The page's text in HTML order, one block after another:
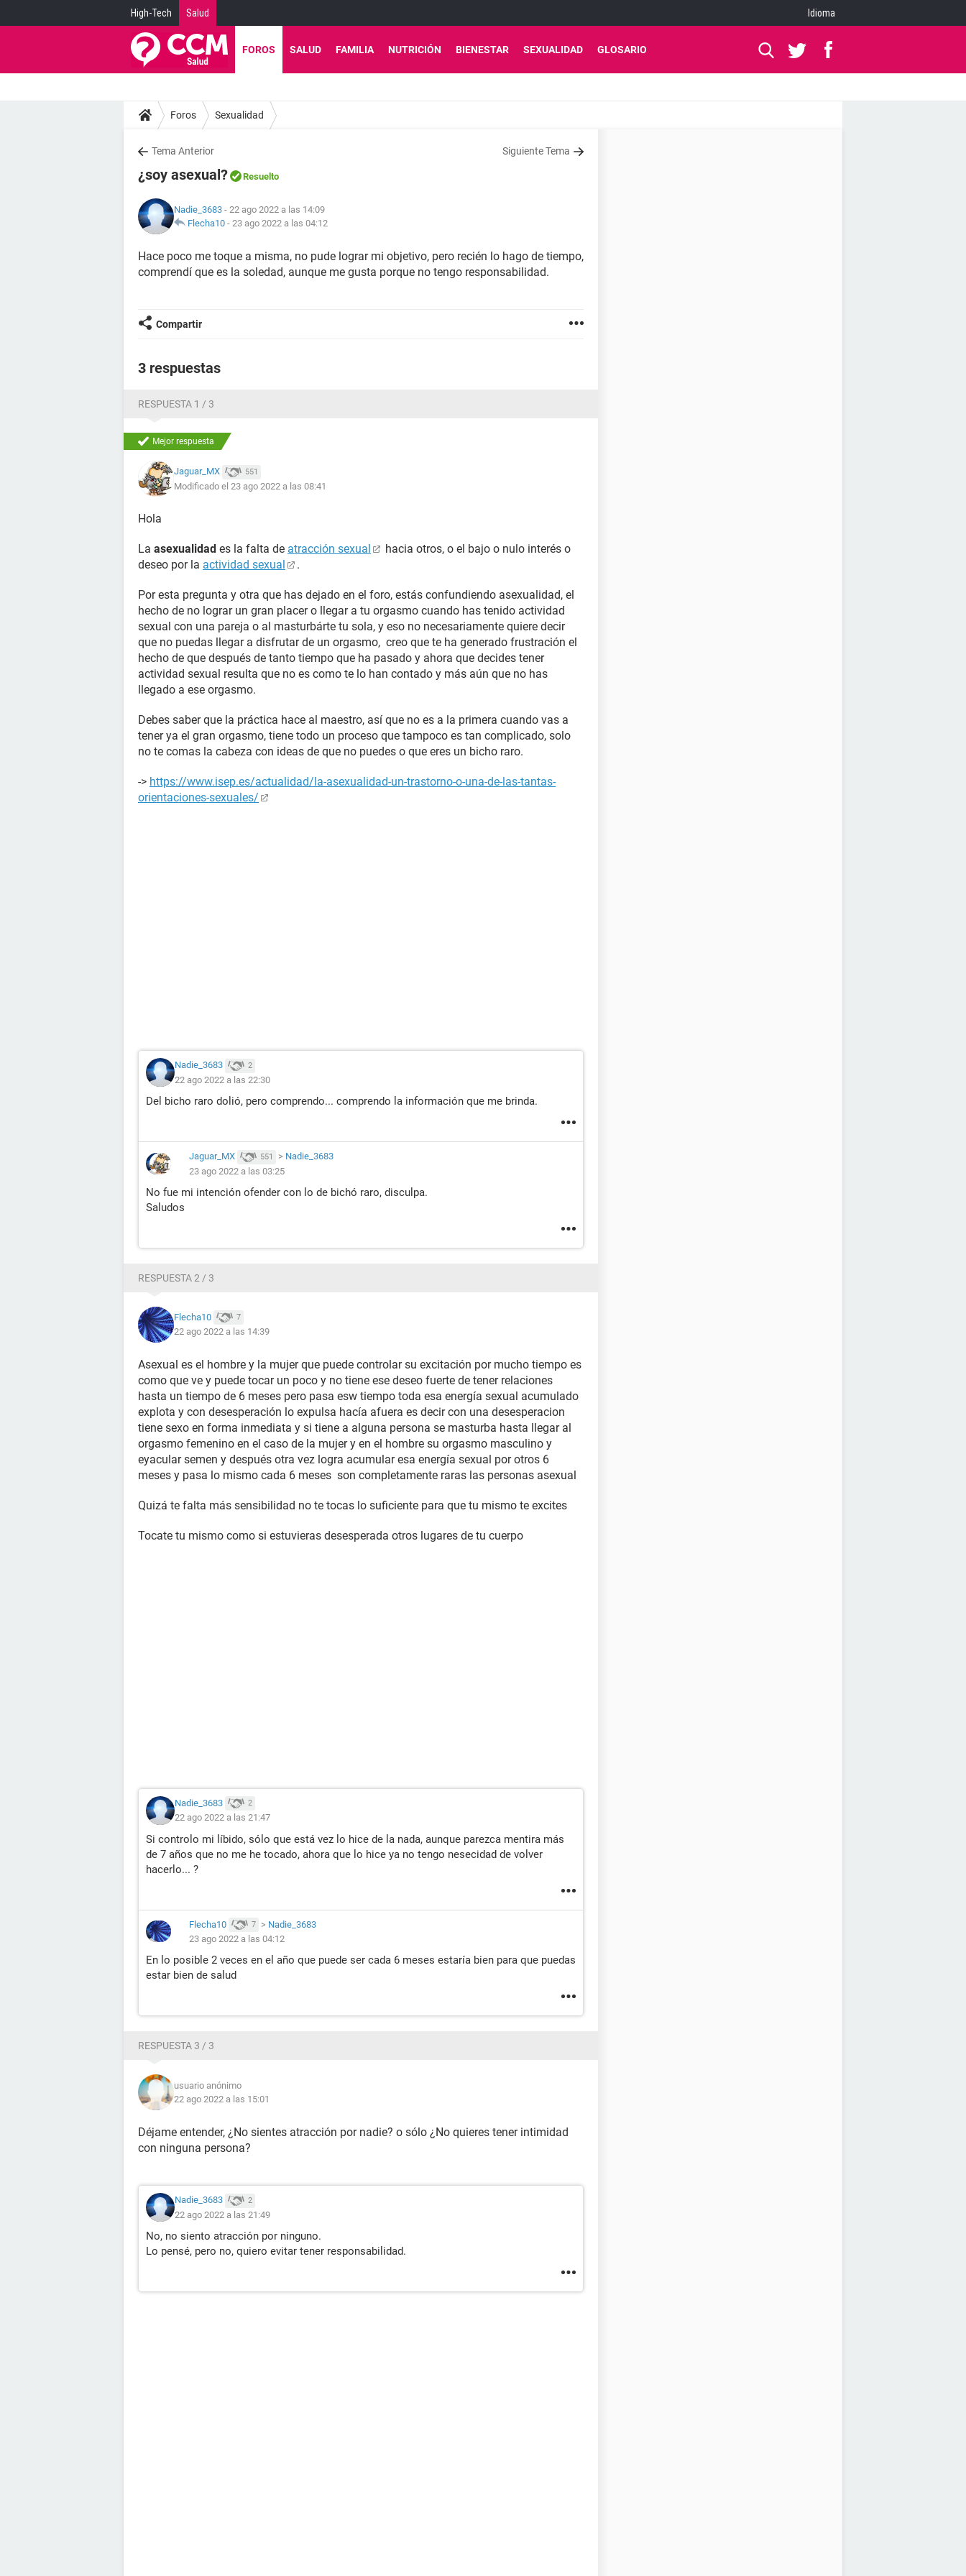
High-Tech Salud Idioma
FOROS SALUD FAMILIA NUTRICIÓN BIENESTAR SEXUALIDAD GLOSARIO
Foros Sexualidad
Tema Anterior Siguiente Tema
¿soy asexual? Resuelto
Nadie_3683 - 22 ago 2022 a las 14:09
Flecha10 - 23 ago 2022 a las 04:12
Hace poco me toque a misma, no pude lograr mi objetivo, pero recién lo hago de tiempo,
comprendí que es la soledad, aunque me gusta porque no tengo responsabilidad.
Compartir
3 respuestas
RESPUESTA 1 / 3
Mejor respuesta
Jaguar_MX 551
Modificado el 23 ago 2022 a las 08:41
Hola
La asexualidad es la falta de atracción sexual
hacia otros, o el bajo o nulo interés o
deseo por la actividad sexual .
Por esta pregunta y otra que has dejado en el foro, estás confundiendo asexualidad, el
hecho de no lograr un gran placer o llegar a tu orgasmo cuando has tenido actividad
sexual con una pareja o al masturbárte tu sola, y eso no necesariamente quiere decir
que no puedas llegar a disfrutar de un orgasmo, creo que te ha generado frustración el
hecho de que después de tanto tiempo que ha pasado y ahora que decides tener
actividad sexual resulta que no es como te lo han contado y más aún que no has
llegado a ese orgasmo.
Debes saber que la práctica hace al maestro, así que no es a la primera cuando vas a
tener ya el gran orgasmo, tiene todo un proceso que tampoco es tan complicado, solo
no te comas la cabeza con ideas de que no puedes o que eres un bicho raro.
-> https://www.isep.es/actualidad/la-asexualidad-un-trastorno-o-una-de-las-tantas-
orientaciones-sexuales/
Nadie_3683 2
22 ago 2022 a las 22:30
Del bicho raro dolió, pero comprendo... comprendo la información que me brinda.
Jaguar_MX 551 > Nadie_3683
23 ago 2022 a las 03:25
No fue mi intención ofender con lo de bichó raro, disculpa.
Saludos
RESPUESTA 2 / 3
Flecha10 7
22 ago 2022 a las 14:39
Asexual es el hombre y la mujer que puede controlar su excitación por mucho tiempo es
como que ve y puede tocar un poco y no tiene ese deseo fuerte de tener relaciones
hasta un tiempo de 6 meses pero pasa esw tiempo toda esa energía sexual acumulado
explota y con desesperación lo expulsa hacía afuera es decir con una desesperacion
tiene sexo en forma inmediata y si tiene a alguna persona se masturba hasta llegar al
orgasmo femenino en el caso de la mujer y en el hombre su orgasmo masculino y
eyacular semen y después otra vez logra acumular esa energía sexual por otros 6
meses y pasa lo mismo cada 6 meses son completamente raras las personas asexual
Quizá te falta más sensibilidad no te tocas lo suficiente para que tu mismo te excites
Tocate tu mismo como si estuvieras desesperada otros lugares de tu cuerpo
Nadie_3683 2
22 ago 2022 a las 21:47
Si controlo mi líbido, sólo que está vez lo hice de la nada, aunque parezca mentira más
de 7 años que no me he tocado, ahora que lo hice ya no tengo nesecidad de volver
hacerlo... ?
Flecha10 7 > Nadie_3683
23 ago 2022 a las 04:12
En lo posible 2 veces en el año que puede ser cada 6 meses estaría bien para que puedas
estar bien de salud
RESPUESTA 3 / 3
usuario anónimo
22 ago 2022 a las 15:01
Déjame entender, ¿No sientes atracción por nadie? o sólo ¿No quieres tener intimidad
con ninguna persona?
Nadie_3683 2
22 ago 2022 a las 21:49
No, no siento atracción por ninguno.
Lo pensé, pero no, quiero evitar tener responsabilidad.